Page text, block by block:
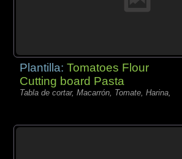
Plantilla:Tomatoes Flour
Cutting board Pasta
Tabla de cortar, Macarrón, Tomate, Harina,